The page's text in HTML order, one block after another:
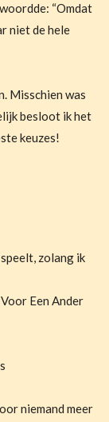
“Omdat
niet de hele
Misschien was
besloot ik het
keuzes!
zolang ik
Een Ander
niemand meer